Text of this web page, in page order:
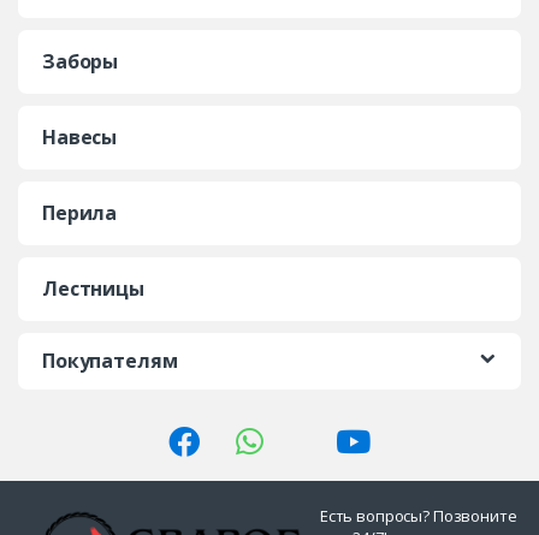
Заборы
Навесы
Перила
Лестницы
Покупателям
Есть вопросы? Позвоните